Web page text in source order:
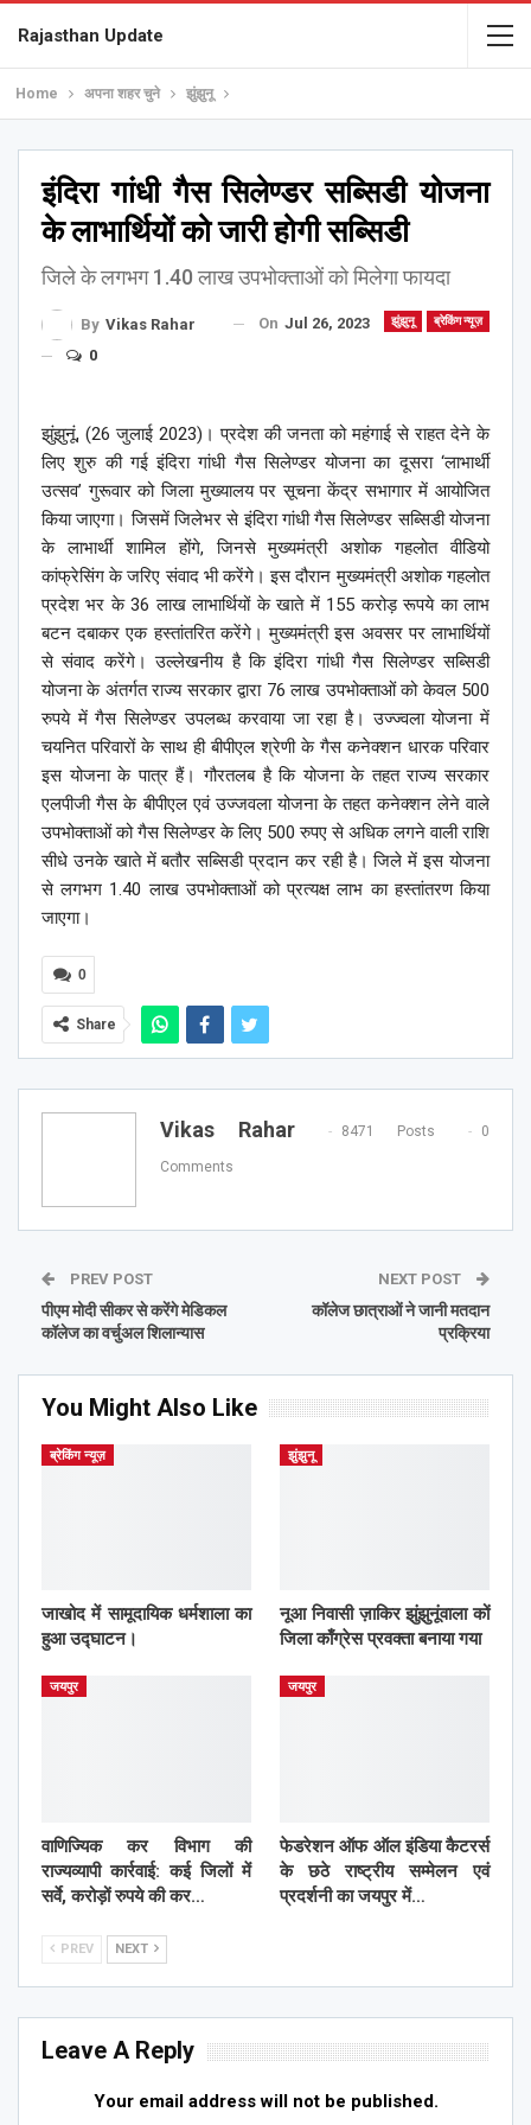
Rajasthan Update
Home अपना शहर चुने झुंझुनू
इंदिरा गांधी गैस सिलेण्डर सब्सिडी योजना
के लाभार्थियों को जारी होगी सब्सिडी
जिले के लगभग 1.40 लाख उपभोक्ताओं को मिलेगा फायदा
झुंझुनू ब्रेकिंग न्यूज़
By Vikas Rahar On Jul 26, 2023
0
झुंझुनूं, (26 जुलाई 2023)। प्रदेश की जनता को महंगाई से राहत देने के
लिए शुरु की गई इंदिरा गांधी गैस सिलेण्डर योजना का दूसरा ‘लाभार्थी
उत्सव’ गुरूवार को जिला मुख्यालय पर सूचना केंद्र सभागार में आयोजित
किया जाएगा। जिसमें जिलेभर से इंदिरा गांधी गैस सिलेण्डर सब्सिडी योजना
के लाभार्थी शामिल होंगे, जिनसे मुख्यमंत्री अशोक गहलोत वीडियो
कांफ्रेसिंग के जरिए संवाद भी करेंगे। इस दौरान मुख्यमंत्री अशोक गहलोत
प्रदेश भर के 36 लाख लाभार्थियों के खाते में 155 करोड़ रूपये का लाभ
बटन दबाकर एक हस्तांतरित करेंगे। मुख्यमंत्री इस अवसर पर लाभार्थियों
से संवाद करेंगे। उल्लेखनीय है कि इंदिरा गांधी गैस सिलेण्डर सब्सिडी
योजना के अंतर्गत राज्य सरकार द्वारा 76 लाख उपभोक्ताओं को केवल 500
रुपये में गैस सिलेण्डर उपलब्ध करवाया जा रहा है। उज्ज्वला योजना में
चयनित परिवारों के साथ ही बीपीएल श्रेणी के गैस कनेक्शन धारक परिवार
इस योजना के पात्र हैं। गौरतलब है कि योजना के तहत राज्य सरकार
एलपीजी गैस के बीपीएल एवं उज्जवला योजना के तहत कनेक्शन लेने वाले
उपभोक्ताओं को गैस सिलेण्डर के लिए 500 रुपए से अधिक लगने वाली राशि
सीधे उनके खाते में बतौर सब्सिडी प्रदान कर रही है। जिले में इस योजना
से लगभग 1.40 लाख उपभोक्ताओं को प्रत्यक्ष लाभ का हस्तांतरण किया
जाएगा।
0
Share
Vikas Rahar 8471 Posts 0
Comments
PREV POST
पीएम मोदी सीकर से करेंगे मेडिकल
कॉलेज का वर्चुअल शिलान्यास
NEXT POST
कॉलेज छात्राओं ने जानी मतदान
प्रक्रिया
You Might Also Like
ब्रेकिंग न्यूज़
जाखोद में सामूदायिक धर्मशाला का
हुआ उद्घाटन।
झुंझुनू
नूआ निवासी ज़ाकिर झुंझुनूंवाला कों
जिला काँग्रेस प्रवक्ता बनाया गया
जयपुर
वाणिज्यिक कर विभाग की
राज्यव्यापी कार्रवाई: कई जिलों में
सर्वे, करोड़ों रुपये की कर…
जयपुर
फेडरेशन ऑफ ऑल इंडिया कैटरर्स
के छठे राष्ट्रीय सम्मेलन एवं
प्रदर्शनी का जयपुर में…
PREV NEXT
Leave A Reply
Your email address will not be published.